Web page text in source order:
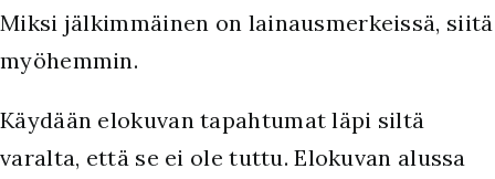
Miksi jälkimmäinen on lainausmerkeissä, siitä
myöhemmin.
Käydään elokuvan tapahtumat läpi siltä
varalta, että se ei ole tuttu. Elokuvan alussa